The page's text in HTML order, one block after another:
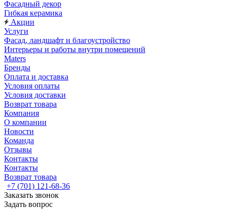
Фасадный декор
Гибкая керамика
Акции
Услуги
Фасад, ландшафт и благоустройство
Интерьеры и работы внутри помещений
Maters
Бренды
Оплата и доставка
Условия оплаты
Условия доставки
Возврат товара
Компания
О компании
Новости
Команда
Отзывы
Контакты
Контакты
Возврат товара
+7 (701) 121-68-36
Заказать звонок
Задать вопрос